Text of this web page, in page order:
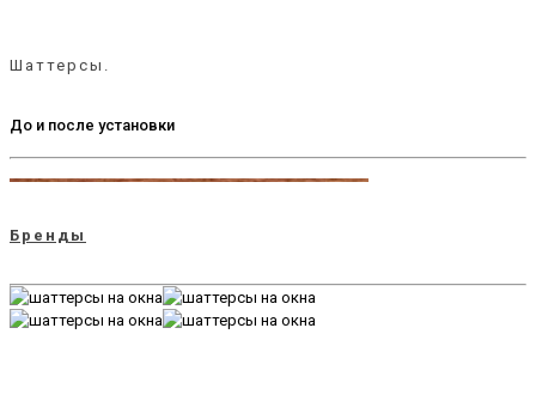
Шаттерсы.
До и после установки
Бренды